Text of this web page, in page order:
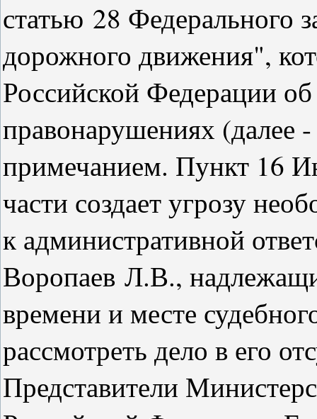
статью 28 Федерального
дорожного движения",
Российской Федерации
правонарушениях
примечанием. Пункт 16
части создает угрозу
к административной
Воропаев Л.В.,
времени и месте
рассмотреть дело в его
Представители